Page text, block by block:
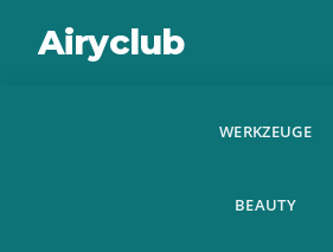
Airyclub
WERKZEUGE
BEAUTY
Helm